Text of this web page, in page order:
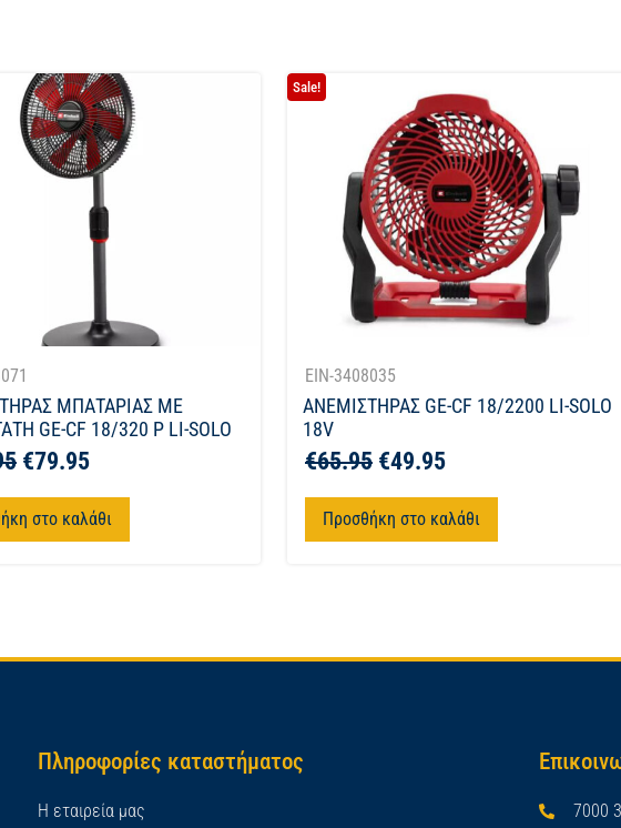
ΜΠΑΤΑΡΙΑΣ ΜΕ
GE-CF 18/320 P LI-SOLO
€79.95
στο καλάθι
Sale!
EIN-3408035
ΑΝΕΜΙΣΤΗΡΑΣ GE-CF 18/2200 LI-SOLO
18V
€65.95 €49.95
Προσθήκη στο καλάθι
Πληροφορίες καταστήματος
Η εταιρεία μας
7000